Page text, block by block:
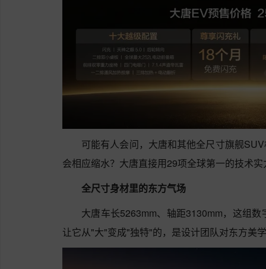
可能有人会问，大唐和其他全尺寸旗舰
会相应缩水？大唐直接用29项全球第一的技术
全尺寸身材里的东方气场
大唐车长5263mm、轴距3130mm，这组
让它从"大"变成"独特"的，是设计团队对东方美